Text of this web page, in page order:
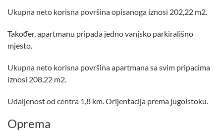
Ukupna neto korisna površina opisanoga iznosi 202,22 m2.
Također, apartmanu pripada jedno vanjsko parkirališno
mjesto.
Ukupna neto korisna površina apartmana sa svim pripacima
iznosi 208,22 m2.
Udaljenost od centra 1,8 km. Orijentacija prema jugoistoku.
Oprema